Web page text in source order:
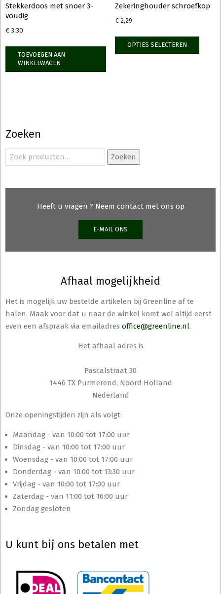
Stekkerdoos met snoer 3-
voudig
€ 3,30
TOEVOEGEN AAN
WINKELWAGEN
Zekeringhouder schroefkop
€2,29
OPTIES SELECTEREN
Dit
Zoeken
Zoeken
naar:
Zoeken
Heeft u vragen ? Neem contact met ons op
E-MAIL ONS
Afhaal mogelijkheid
Het is mogelijk uw bestelde artikelen bij Greenline af te
halen. Maak voor dat u naar de winkel komt wel altijd eerst
even een afspraak via emailadres office@greenline.nl.
Het afhaal adres is
Pascalstraat 30
1446 TX Purmerend, Noord Holland
Nederland
Onze openingstijden zijn als volgt:
Maandag - van 10:00 tot 17:00 uur
Dinsdag - van 10:00 tot 17:00 uur
Woensdag - van 10:00 tot 17:00 uur
Donderdag - van 10:00 tot 13:30 uur
Vrijdag - van 10:00 tot 17:00 uur
Zaterdag - van 11:00 tot 16:00 uur
Zondag gesloten
U kunt bij ons betalen met